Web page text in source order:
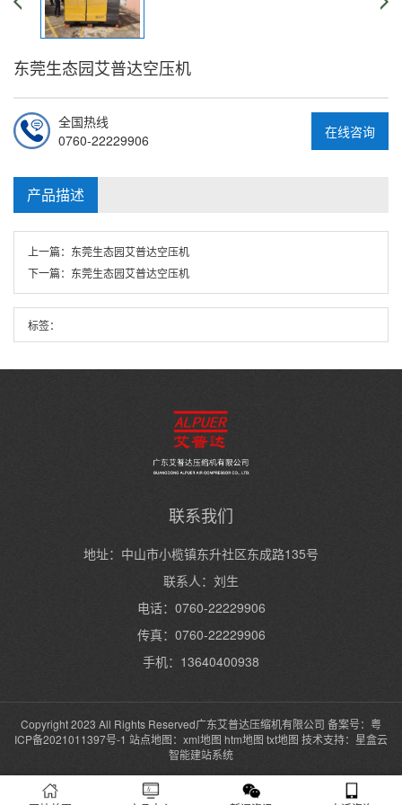
东莞生态园艾普达空压机
在线咨询
全国热线
0760-22229906
产品描述
上一篇： 东莞生态园艾普达空压机
下一篇： 东莞生态园艾普达空压机
标签：
联系我们
地址：中山市小榄镇东升社区东成路135号
联系人：刘生
电话：0760-22229906
传真：0760-22229906
手机：13640400938
Copyright 2023 All Rights Reserved广东艾普达压缩机有限公司 备案号： 粤
ICP备2021011397号-1 站点地图： xml地图 htm地图 txt地图 技术支持： 星盒云
智能建站系统